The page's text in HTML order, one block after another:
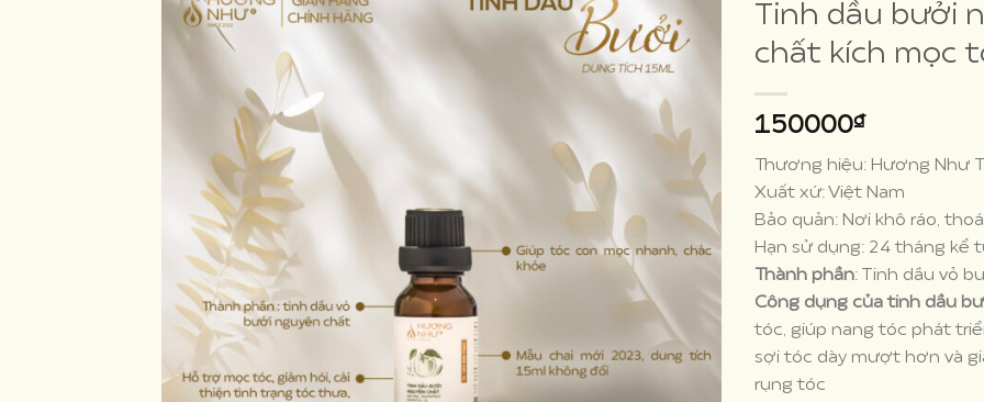
Tinh dầu bưởi
chất kích mọc
150000₫
Thương hiệu: Hương Như
Xuất xứ: Việt Nam
Bảo quản: Nơi khô ráo,
Hạn sử dụng: 24 tháng kể
Thành phần: Tinh dầu vỏ
Công dụng của tinh dầu
tóc, giúp nang tóc phát
sợi tóc dày mượt hơn và
rụng tóc